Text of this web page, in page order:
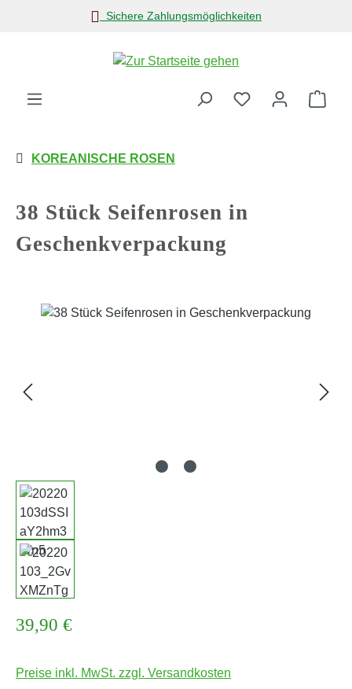
Zum Hauptinhalt springenSichere Zahlungsmöglichkeiten
KOREANISCHE ROSEN
38 Stück Seifenrosen in
Geschenkverpackung
Bildergalerie überspringen
Regulärer Preis:
39,90 €
Preise inkl. MwSt. zzgl. Versandkosten